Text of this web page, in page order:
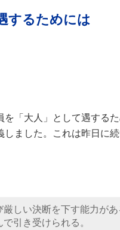
するためには
「大人」として遇するた
しました。これは昨日に
しい決断を下す能力があ
引き受けられる。